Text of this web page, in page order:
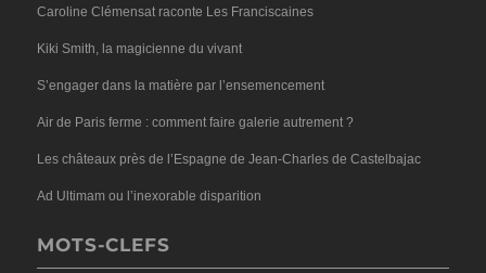
Caroline Clémensat raconte Les Franciscaines
Kiki Smith, la magicienne du vivant
S’engager dans la matière par l’ensemencement
Air de Paris ferme : comment faire galerie autrement ?
Les châteaux près de l’Espagne de Jean-Charles de Castelbajac
Ad Ultimam ou l’inexorable disparition
MOTS-CLEFS